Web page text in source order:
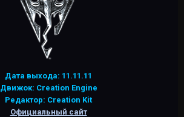
Дата выхода: 11.11.11
Движок: Creation Engine
Редактор: Creation Kit
Официальный сайт